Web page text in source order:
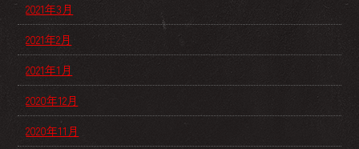
2021年3月
2021年2月
2021年1月
2020年12月
2020年11月